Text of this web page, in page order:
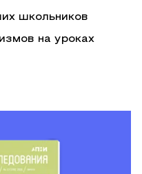
школьников
на уроках